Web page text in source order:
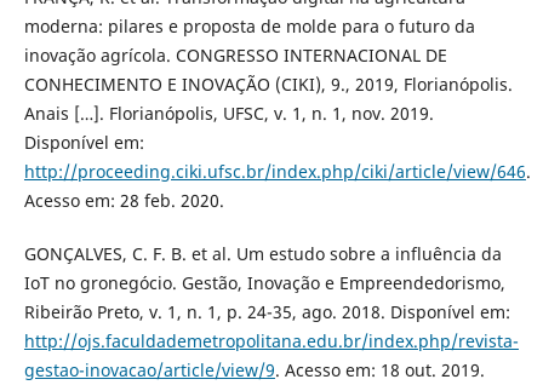
moderna: pilares e proposta de molde para o futuro da
inovação agrícola. CONGRESSO INTERNACIONAL DE
CONHECIMENTO E INOVAÇÃO (CIKI), 9., 2019, Florianópolis.
Anais […]. Florianópolis, UFSC, v. 1, n. 1, nov. 2019.
Disponível em:
http://proceeding.ciki.ufsc.br/index.php/ciki/article/view/646.
Acesso em: 28 feb. 2020.
GONÇALVES, C. F. B. et al. Um estudo sobre a influência da
IoT no gronegócio. Gestão, Inovação e Empreendedorismo,
Ribeirão Preto, v. 1, n. 1, p. 24-35, ago. 2018. Disponível em:
http://ojs.faculdademetropolitana.edu.br/index.php/revista-
gestao-inovacao/article/view/9. Acesso em: 18 out. 2019.